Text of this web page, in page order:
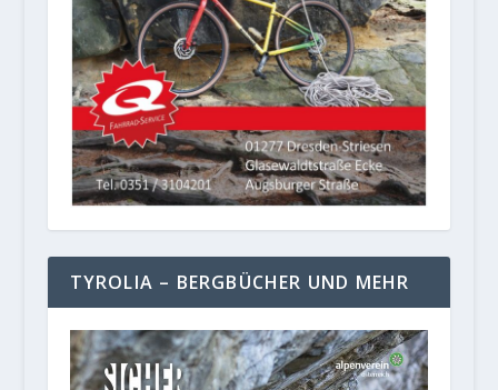
TYROLIA – BERGBÜCHER UND MEHR